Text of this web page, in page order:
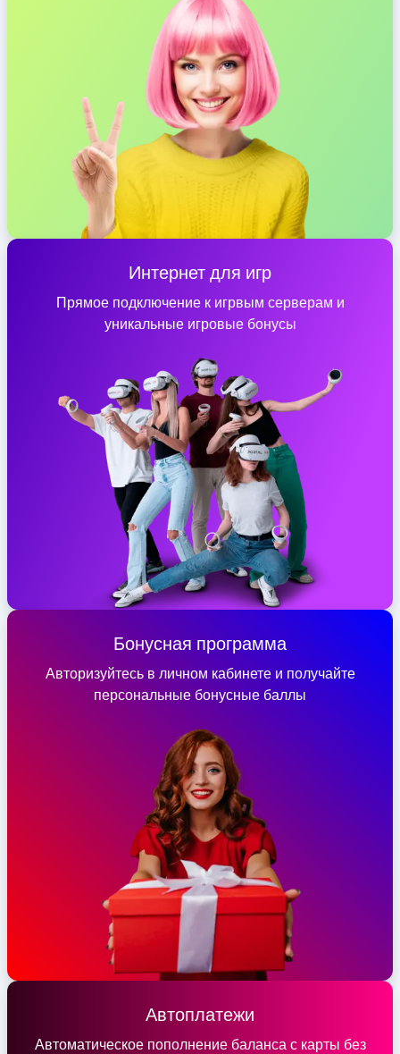
Интернет для игр
Прямое подключение к игрвым серверам и
уникальные игровые бонусы
Бонусная программа
Авторизуйтесь в личном кабинете и получайте
персональные бонусные баллы
Автоплатежи
Автоматическое пополнение баланса с карты без